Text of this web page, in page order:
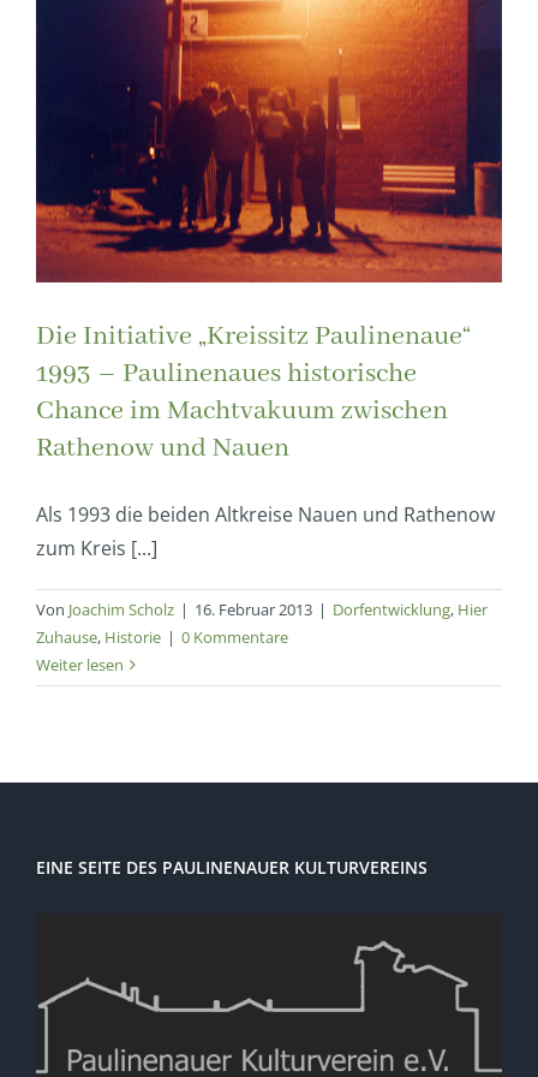
Die Initiative „Kreissitz Paulinenaue“
1993 – Paulinenaues historische
Chance im Machtvakuum zwischen
Rathenow und Nauen
Als 1993 die beiden Altkreise Nauen und Rathenow
zum Kreis [...]
Von Joachim Scholz | 16. Februar 2013 | Dorfentwicklung, Hier
Zuhause, Historie | 0 Kommentare
Weiter lesen
EINE SEITE DES PAULINENAUER KULTURVEREINS